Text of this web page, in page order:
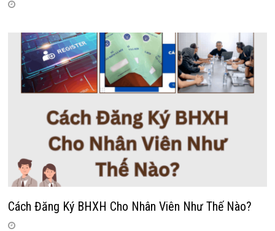
Cách Đăng Ký BHXH Cho Nhân Viên Như Thế Nào?